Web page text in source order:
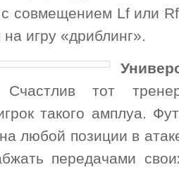
совмещением Lf или
игру «дриблинг».
тот
такого амплуа.
любой позиции в
передачами